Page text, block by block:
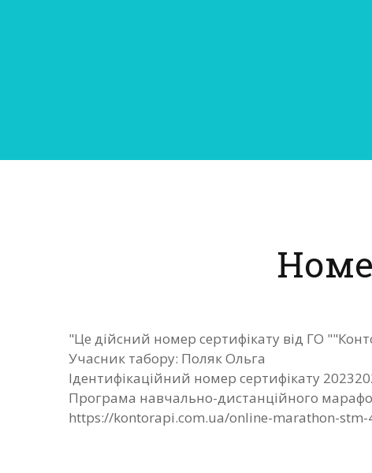
"Це дійсний номер сертифікату від ГО
Учасник табору: Поляк Ольга
Ідентифікаційний номер сертифікату
Програма навчально-дистанційного
https://kontorapi.com.ua/online-marathon-stm-